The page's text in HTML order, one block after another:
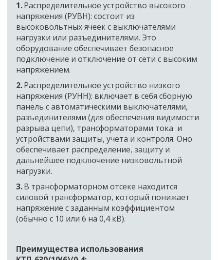
1. Распределительное устройство высокого
напряжения (РУВН): состоит из
высоковольтных ячеек с выключателями
нагрузки или разъединителями. Это
оборудование обеспечивает безопасное
подключение и отключение от сети с высоким
напряжением.
2. Распределительное устройство низкого
напряжения (РУНН): включает в себя сборную
панель с автоматическими выключателями,
разъединителями (для обеспечения видимости
разрыва цепи), трансформаторами тока  и
устройствами защиты, учета и контроля. Оно
обеспечивает распределение, защиту и
дальнейшее подключение низковольтной
нагрузки.
3. В трансформаторном отсеке находится
силовой трансформатор, который понижает
напряжение с заданным коэффициентом
(обычно с 10 или 6 на 0,4 кВ).
Преимущества использования